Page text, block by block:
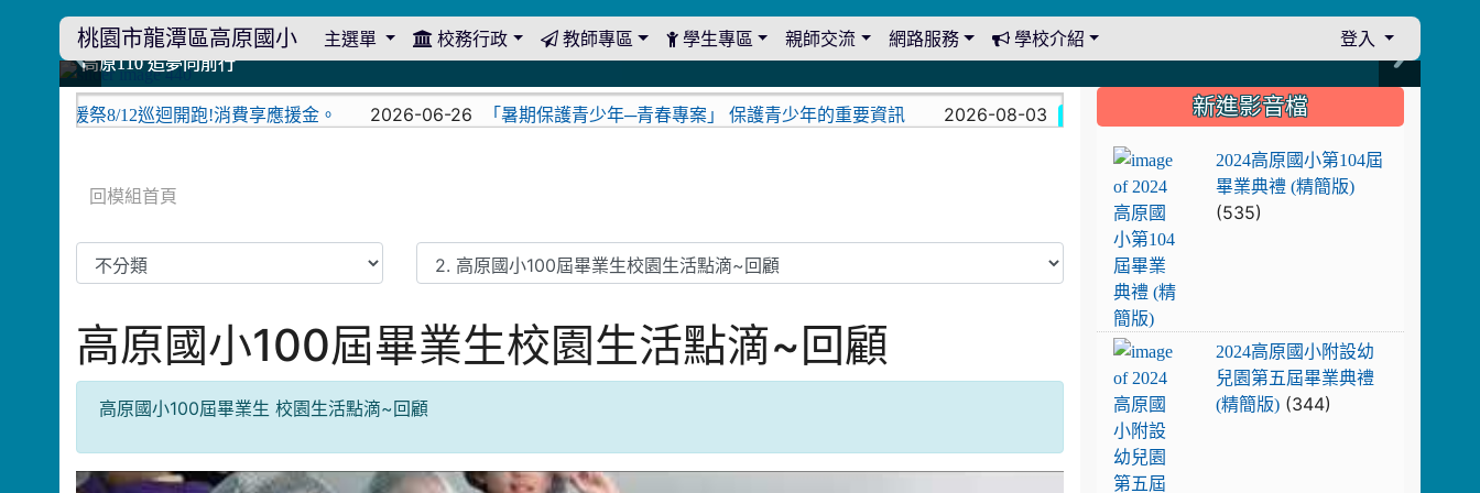
桃園市龍潭區高原國小 主選單 校務行政 教師專區 學生專區 親師交流 網路服務 學校介紹
登入
114學年度模範生
114學年度模範生
高原110 追夢向前行
高原110 追夢向前行
橄欖樹群
橄欖樹群
:::
援祭8/12巡迴開跑!消費享應援金。 2026-06-26 「暑期保護青少年─青春專案」 保護青少年的重要資訊 2026-08-03 決算書 8/9晚上7點宋坤傳藝於龍潭區武漢國小演出。中
回模組首頁
高原國小100屆畢業生校園生活點滴~回顧
高原國小100屆畢業生 校園生活點滴~回顧
::: 新進影音檔
2024高原國小第104屆畢業典禮 (精簡
2024高原國小第104屆
畢業典禮 (精簡版)
(535)
2024高原國小附設幼兒園第五屆畢業
2024高原國小附設幼
兒園第五屆畢業典禮
(精簡版) (344)